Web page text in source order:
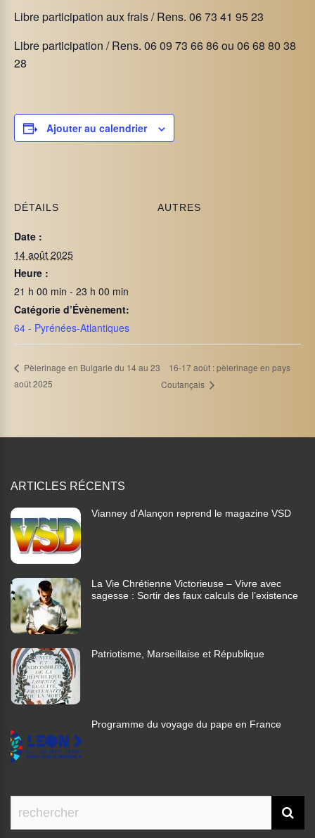
Libre participation aux frais / Rens. 06 73 41 95 23
Libre participation / Rens. 06 09 73 66 86 ou 06 68 80 38
28
Ajouter au calendrier
DÉTAILS
Date :
14 août 2025
Heure :
21 h 00 min - 23 h 00 min
Catégorie d’Évènement:
64 - Pyrénées-Atlantiques
AUTRES
Pèlerinage en Bulgarie du 14 au 23
août 2025
16-17 août : pèlerinage en pays
Coutançais
ARTICLES RÉCENTS
Vianney d’Alançon reprend le magazine VSD
La Vie Chrétienne Victorieuse – Vivre avec
sagesse : Sortir des faux calculs de l’existence
Patriotisme, Marseillaise et République
Programme du voyage du pape en France